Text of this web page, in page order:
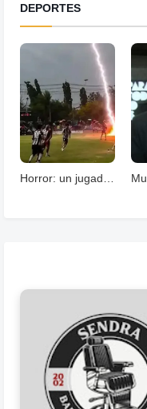
DEPORTES